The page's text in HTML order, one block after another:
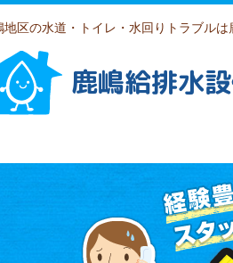
地区の水道・トイレ・水回りトラブル
鹿嶋給排水